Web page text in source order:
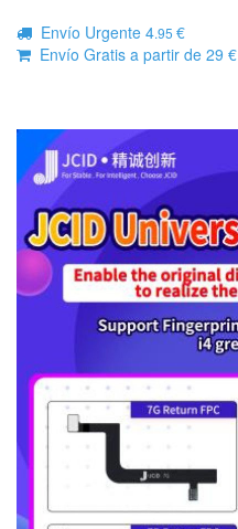
Envío Urgente 4.95 €
Envío Gratis a partir de 29 €